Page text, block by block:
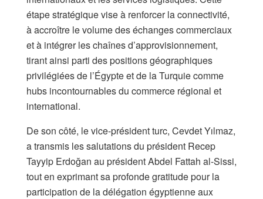
étape stratégique vise à renforcer la connectivité,
à accroître le volume des échanges commerciaux
et à intégrer les chaînes d’approvisionnement,
tirant ainsi parti des positions géographiques
privilégiées de l’Égypte et de la Turquie comme
hubs incontournables du commerce régional et
international.
De son côté, le vice-président turc, Cevdet Yılmaz,
a transmis les salutations du président Recep
Tayyip Erdoğan au président Abdel Fattah al-Sissi,
tout en exprimant sa profonde gratitude pour la
participation de la délégation égyptienne aux